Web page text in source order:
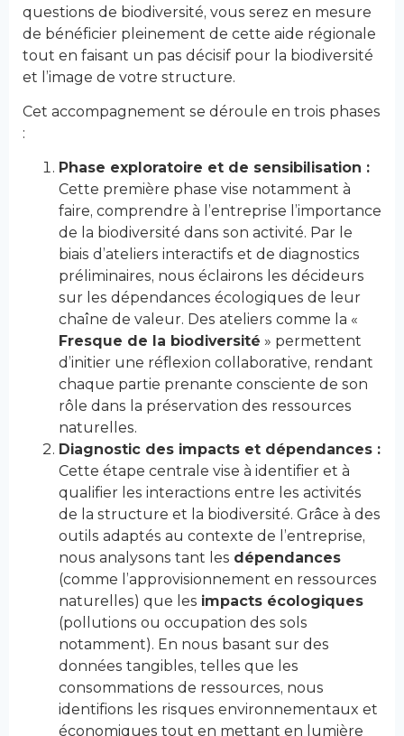
questions de biodiversité, vous serez en mesure
de bénéficier pleinement de cette aide régionale
tout en faisant un pas décisif pour la biodiversité
et l’image de votre structure.
Cet accompagnement se déroule en trois phases
:
Phase exploratoire et de sensibilisation :
Cette première phase vise notamment à
faire, comprendre à l’entreprise l’importance
de la biodiversité dans son activité. Par le
biais d’ateliers interactifs et de diagnostics
préliminaires, nous éclairons les décideurs
sur les dépendances écologiques de leur
chaîne de valeur. Des ateliers comme la «
Fresque de la biodiversité » permettent
d’initier une réflexion collaborative, rendant
chaque partie prenante consciente de son
rôle dans la préservation des ressources
naturelles​.
Diagnostic des impacts et dépendances :
Cette étape centrale vise à identifier et à
qualifier les interactions entre les activités
de la structure et la biodiversité. Grâce à des
outils adaptés au contexte de l’entreprise,
nous analysons tant les dépendances
(comme l’approvisionnement en ressources
naturelles) que les impacts écologiques
(pollutions ou occupation des sols
notamment). En nous basant sur des
données tangibles, telles que les
consommations de ressources, nous
identifions les risques environnementaux et
économiques tout en mettant en lumière